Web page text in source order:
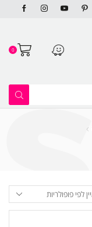
0